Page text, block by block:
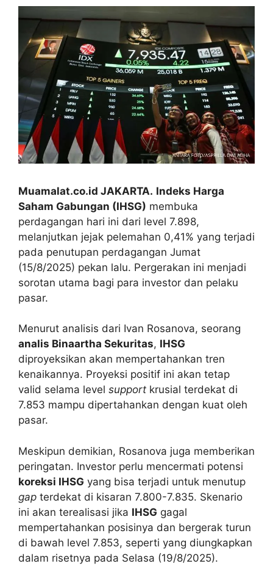
Muamalat.co.id JAKARTA. Indeks Harga
Saham Gabungan (IHSG) membuka
perdagangan hari ini dari level 7.898,
melanjutkan jejak pelemahan 0,41% yang terjadi
pada penutupan perdagangan Jumat
(15/8/2025) pekan lalu. Pergerakan ini menjadi
sorotan utama bagi para investor dan pelaku
pasar.
Menurut analisis dari Ivan Rosanova, seorang
analis Binaartha Sekuritas, IHSG
diproyeksikan akan mempertahankan tren
kenaikannya. Proyeksi positif ini akan tetap
valid selama level support krusial terdekat di
7.853 mampu dipertahankan dengan kuat oleh
pasar.
Meskipun demikian, Rosanova juga memberikan
peringatan. Investor perlu mencermati potensi
koreksi IHSG yang bisa terjadi untuk menutup
gap terdekat di kisaran 7.800-7.835. Skenario
ini akan terealisasi jika IHSG gagal
mempertahankan posisinya dan bergerak turun
di bawah level 7.853, seperti yang diungkapkan
dalam risetnya pada Selasa (19/8/2025).